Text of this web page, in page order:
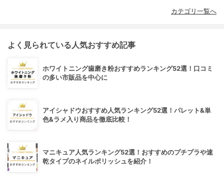
カテゴリ一覧へ
よく見られている人気おすすめ記事
ホワイトニング歯磨き粉おすすめランキング52選！口コミ
の多い市販品を中心に
アイシャドウおすすめ人気ランキング52選！パレット&単
色&ラメ入り商品を徹底比較！
マニキュア人気ランキング52選！おすすめのプチプラや速
乾タイプのネイルポリッシュを紹介！